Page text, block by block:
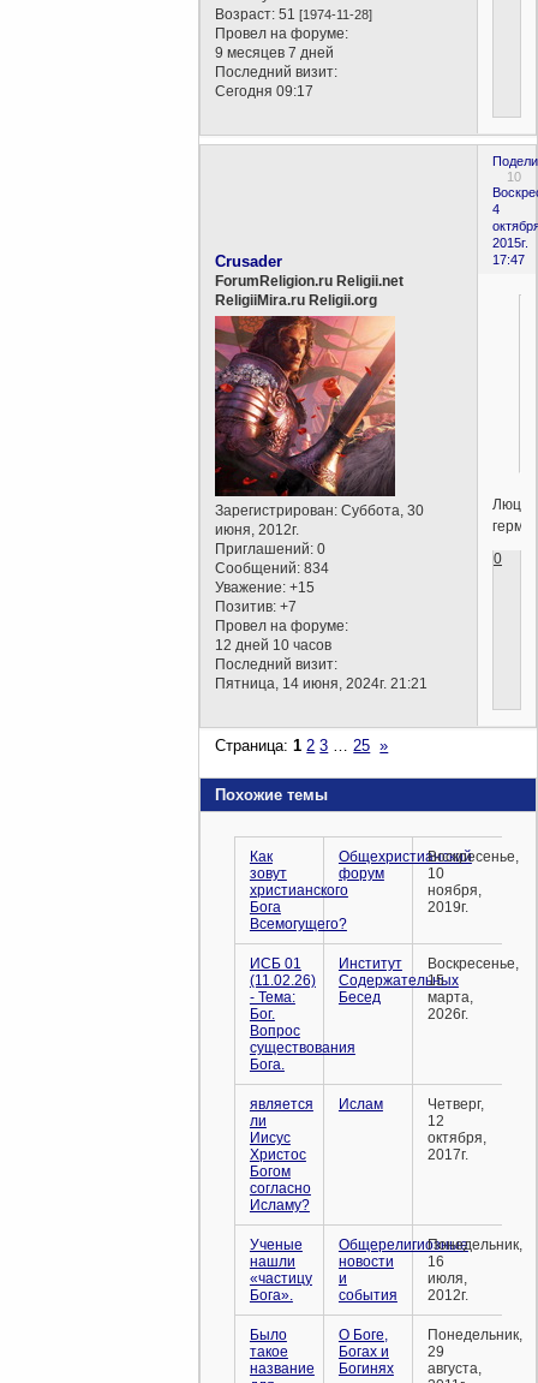
Возраст: 51[1974-11-28]
Провел на форуме:
9 месяцев 7 дней
Последний визит:
Сегодня 09:17
10
4
2015г.
17:47
Crusader
ForumReligion.ru Religii.net
ReligiiMira.ru Religii.org
Зарегистрирован: Суббота, 30
июня, 2012г.
Приглашений: 0
Сообщений: 834
Уважение: +15
Позитив: +7
Провел на форуме:
12 дней 10 часов
Последний визит:
Пятница, 14 июня, 2024г. 21:21
0
Страница:1 2 3 … 25 »
Похожие темы
Как
зовут
христианского
Бога
Всемогущего?
Общехристианский
форум
Воскресенье,
10
ноября,
2019г.
ИСБ 01
(11.02.26)
- Тема:
Бог.
Вопрос
существования
Бога.
Институт
Содержательных
Бесед
Воскресенье,
15
марта,
2026г.
является
ли
Иисус
Христос
Богом
согласно
Исламу?
Ислам
Четверг,
12
октября,
2017г.
Ученые
нашли
«частицу
Бога».
Общерелигиозные
новости
и
события
Понедельник,
16
июля,
2012г.
Было
такое
название
О Боге,
Богах и
Богинях
Понедельник,
29
августа,